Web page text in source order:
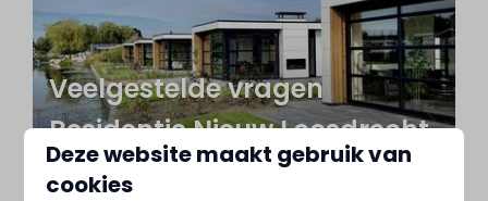
Veelgestelde vragen
Residentie Nieuw Loosdrecht
Deze website maakt gebruik van
cookies